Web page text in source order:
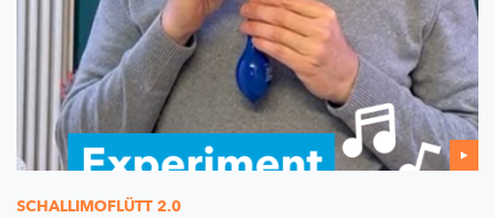
SCHALLIMOFLÜTT 2.0